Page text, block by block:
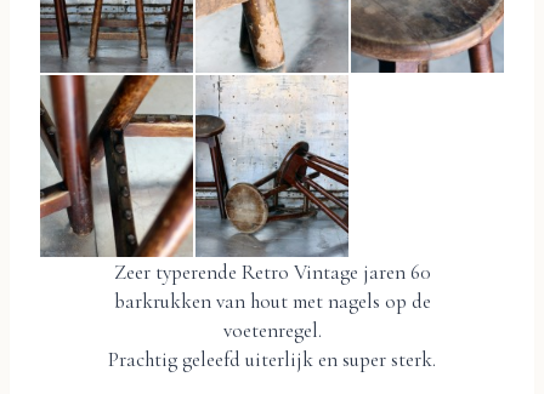
Zeer typerende Retro Vintage jaren 60
barkrukken van hout met nagels op de
voetenregel.
Prachtig geleefd uiterlijk en super sterk.